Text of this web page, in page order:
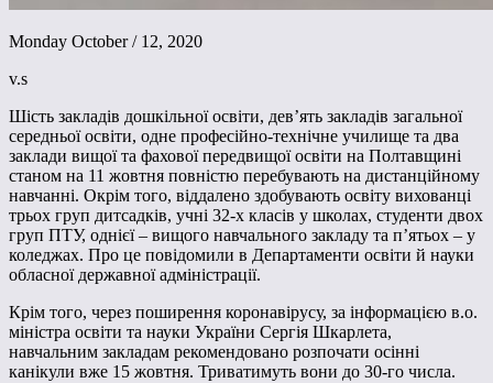
Monday October / 12, 2020
v.s
Шість закладів дошкільної освіти, дев’ять закладів загальної
середньої освіти, одне професійно-технічне училище та два
заклади вищої та фахової передвищої освіти на Полтавщині
станом на 11 жовтня повністю перебувають на дистанційному
навчанні. Окрім того, віддалено здобувають освіту вихованці
трьох груп дитсадків, учні 32-х класів у школах, студенти двох
груп ПТУ, однієї – вищого навчального закладу та п’ятьох – у
коледжах. Про це повідомили в Департаменти освіти й науки
обласної державної адміністрації.
Крім того, через поширення коронавірусу, за інформацією в.о.
міністра освіти та науки України Сергія Шкарлета,
навчальним закладам рекомендовано розпочати осінні
канікули вже 15 жовтня. Триватимуть вони до 30-го числа.